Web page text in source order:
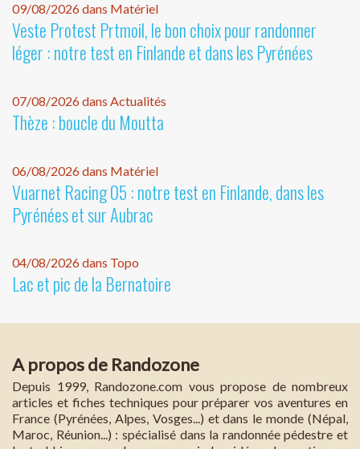
09/08/2026 dans Matériel
Veste Protest Prtmoil, le bon choix pour randonner
léger : notre test en Finlande et dans les Pyrénées
07/08/2026 dans Actualités
Thèze : boucle du Moutta
06/08/2026 dans Matériel
Vuarnet Racing 05 : notre test en Finlande, dans les
Pyrénées et sur Aubrac
04/08/2026 dans Topo
Lac et pic de la Bernatoire
A propos de Randozone
Depuis 1999, Randozone.com vous propose de nombreux
articles et fiches techniques pour préparer vos aventures en
France (Pyrénées, Alpes, Vosges...) et dans le monde (Népal,
Maroc, Réunion...) : spécialisé dans la randonnée pédestre et